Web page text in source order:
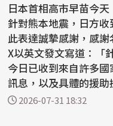
日本首相高市早苗今
針對熊本地震，日方
此表達誠摯感謝，感謝名單
X以英文發文寫道：「
今日已收到來自許多
訊息，以及具體的援
表達...
2026-07-31 18:32